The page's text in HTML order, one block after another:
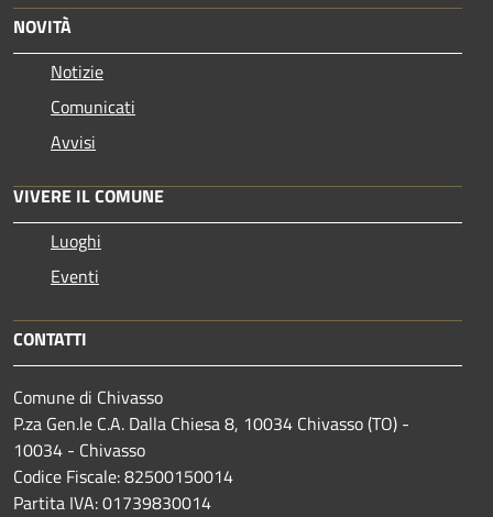
NOVITÀ
Notizie
Comunicati
Avvisi
VIVERE IL COMUNE
Luoghi
Eventi
CONTATTI
Comune di Chivasso
P.za Gen.le C.A. Dalla Chiesa 8, 10034 Chivasso (TO) -
10034 - Chivasso
Codice Fiscale: 82500150014
Partita IVA: 01739830014